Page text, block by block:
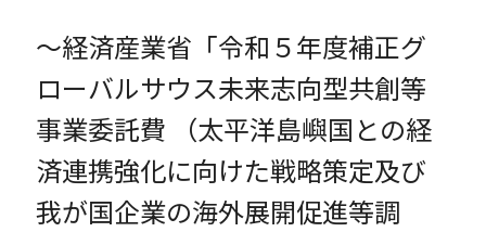
Expert
Company
Careers
～経済産業省「令和５年度補正グ
ローバルサウス未来志向型共創等
事業委託費 （太平洋島嶼国との経
済連携強化に向けた戦略策定及び
我が国企業の海外展開促進等調